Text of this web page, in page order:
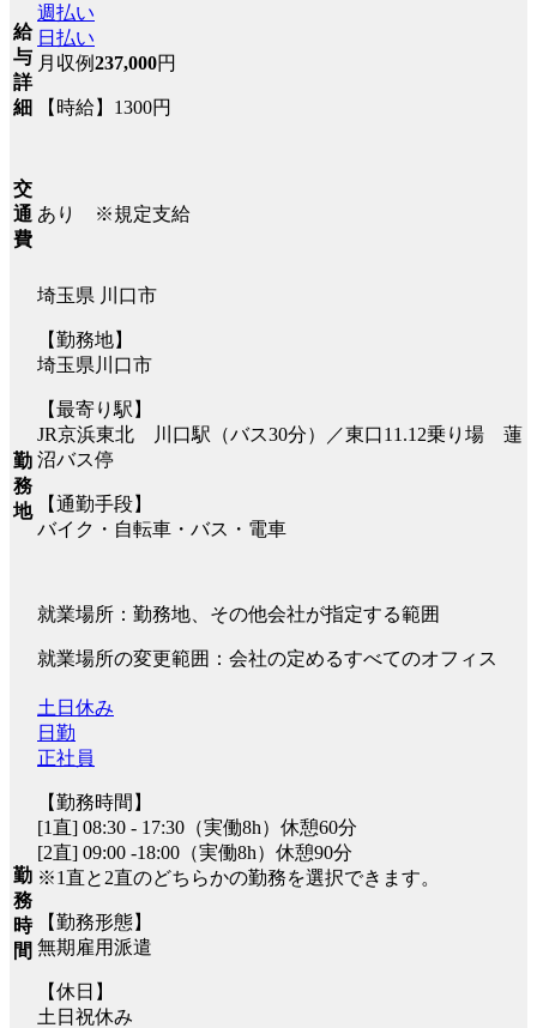
給
与
詳
細
週払い
日払い
月収例237,000円
【時給】1300円
交
通
費
あり ※規定支給
勤
務
地
埼玉県 川口市
【勤務地】
埼玉県川口市
【最寄り駅】
JR京浜東北 川口駅（バス30分）／東口11.12乗り場 蓮
沼バス停
【通勤手段】
バイク・自転車・バス・電車
就業場所：勤務地、その他会社が指定する範囲
就業場所の変更範囲：会社の定めるすべてのオフィス
勤
務
時
間
土日休み
日勤
正社員
【勤務時間】
[1直] 08:30 - 17:30（実働8h）休憩60分
[2直] 09:00 -18:00（実働8h）休憩90分
※1直と2直のどちらかの勤務を選択できます。
【勤務形態】
無期雇用派遣
【休日】
土日祝休み